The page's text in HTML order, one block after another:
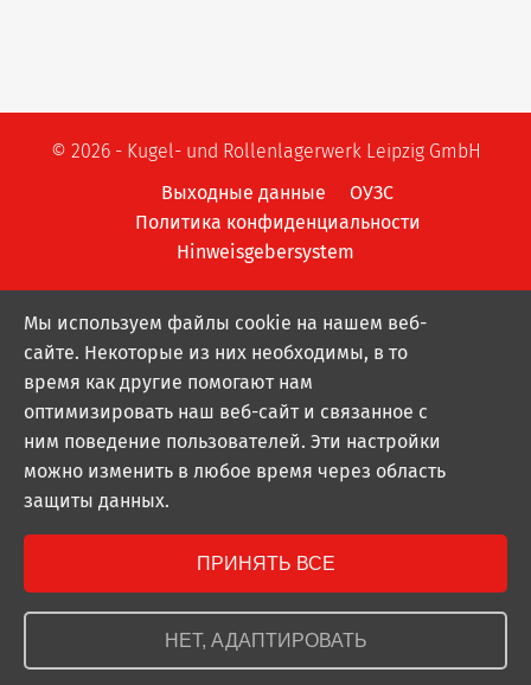
© 2026 - Kugel- und Rollenlagerwerk Leipzig GmbH
Выходные данные
ОУЗС
Политика конфиденциальности
Hinweisgebersystem
Мы используем файлы cookie на нашем веб-
сайте. Некоторые из них необходимы, в то
время как другие помогают нам
оптимизировать наш веб-сайт и связанное с
ним поведение пользователей. Эти настройки
можно изменить в любое время через область
защиты данных.
ПРИНЯТЬ ВСЕ
НЕТ, АДАПТИРОВАТЬ